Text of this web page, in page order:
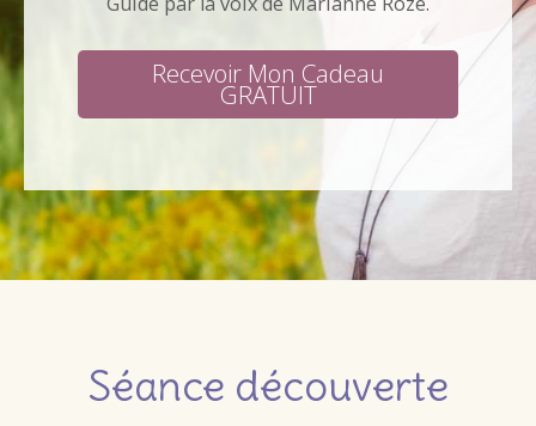
Recevoir Mon Cadeau
GRATUIT
Séance découverte